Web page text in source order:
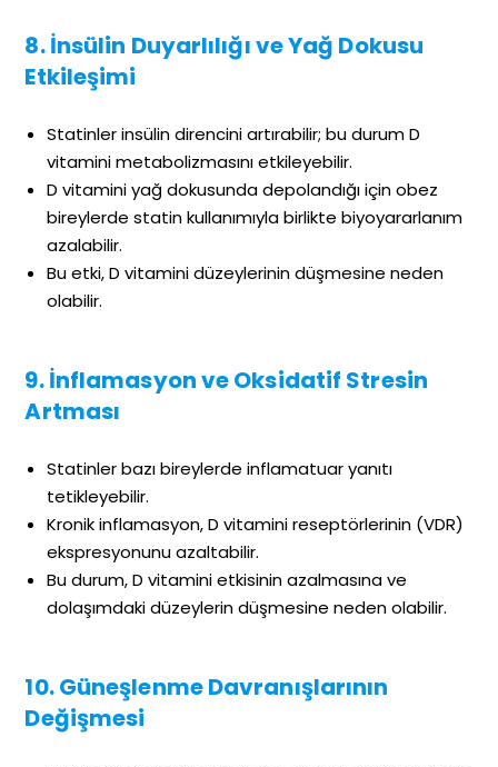
8. İnsülin Duyarlılığı ve Yağ Dokusu
Etkileşimi
Statinler insülin direncini artırabilir; bu durum D
vitamini metabolizmasını etkileyebilir.
D vitamini yağ dokusunda depolandığı için obez
bireylerde statin kullanımıyla birlikte biyoyararlanım
azalabilir.
Bu etki, D vitamini düzeylerinin düşmesine neden
olabilir.
9. İnflamasyon ve Oksidatif Stresin
Artması
Statinler bazı bireylerde inflamatuar yanıtı
tetikleyebilir.
Kronik inflamasyon, D vitamini reseptörlerinin (VDR)
ekspresyonunu azaltabilir.
Bu durum, D vitamini etkisinin azalmasına ve
dolaşımdaki düzeylerin düşmesine neden olabilir.
10. Güneşlenme Davranışlarının
Değişmesi